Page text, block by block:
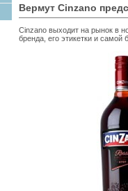
Вермут Cinzano
Cinzano выходит на рынок в
бренда, его этикетки и самой